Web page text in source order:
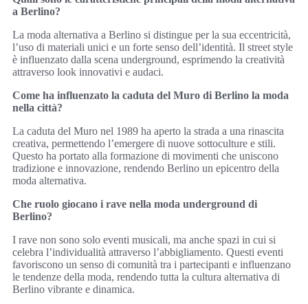
a Berlino?
La moda alternativa a Berlino si distingue per la sua eccentricità,
l’uso di materiali unici e un forte senso dell’identità. Il street style
è influenzato dalla scena underground, esprimendo la creatività
attraverso look innovativi e audaci.
Come ha influenzato la caduta del Muro di Berlino la moda
nella città?
La caduta del Muro nel 1989 ha aperto la strada a una rinascita
creativa, permettendo l’emergere di nuove sottoculture e stili.
Questo ha portato alla formazione di movimenti che uniscono
tradizione e innovazione, rendendo Berlino un epicentro della
moda alternativa.
Che ruolo giocano i rave nella moda underground di
Berlino?
I rave non sono solo eventi musicali, ma anche spazi in cui si
celebra l’individualità attraverso l’abbigliamento. Questi eventi
favoriscono un senso di comunità tra i partecipanti e influenzano
le tendenze della moda, rendendo tutta la cultura alternativa di
Berlino vibrante e dinamica.